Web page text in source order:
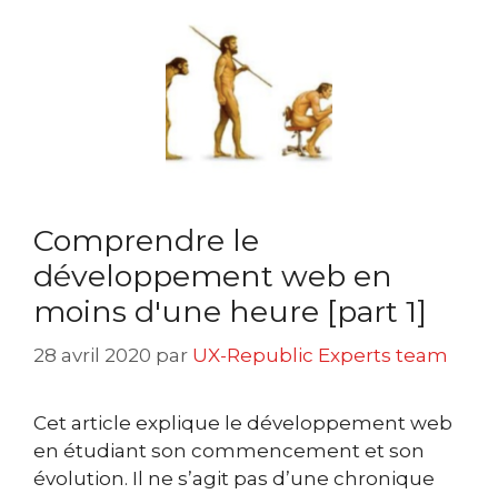
Comprendre le
développement web en
moins d'une heure [part 1]
28 avril 2020 par UX-Republic Experts team
Cet article explique le développement web
en étudiant son commencement et son
évolution. Il ne s’agit pas d’une chronique